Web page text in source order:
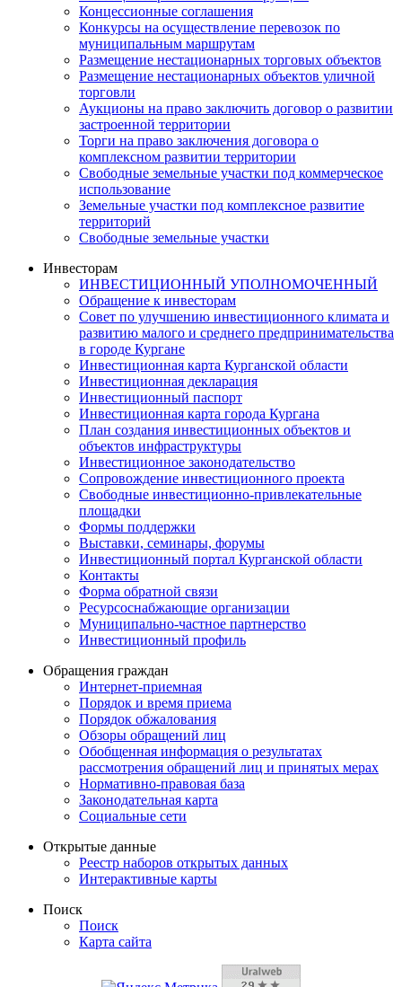
Концессионные соглашения
Конкурсы на осуществление перевозок по
муниципальным маршрутам
Размещение нестационарных торговых объектов
Размещение нестационарных объектов уличной
торговли
Аукционы на право заключить договор о развитии
застроенной территории
Торги на право заключения договора о
комплексном развитии территории
Свободные земельные участки под коммерческое
использование
Земельные участки под комплексное развитие
территорий
Свободные земельные участки
Инвесторам
ИНВЕСТИЦИОННЫЙ УПОЛНОМОЧЕННЫЙ
Обращение к инвесторам
Совет по улучшению инвестиционного климата и
развитию малого и среднего предпринимательства
в городе Кургане
Инвестиционная карта Курганской области
Инвестиционная декларация
Инвестиционный паспорт
Инвестиционная карта города Кургана
План создания инвестиционных объектов и
объектов инфраструктуры
Инвестиционное законодательство
Сопровождение инвестиционного проекта
Свободные инвестиционно-привлекательные
площадки
Формы поддержки
Выставки, семинары, форумы
Инвестиционный портал Курганской области
Контакты
Форма обратной связи
Ресурсоснабжающие организации
Муниципально-частное партнерство
Инвестиционный профиль
Обращения граждан
Интернет-приемная
Порядок и время приема
Порядок обжалования
Обзоры обращений лиц
Обобщенная информация о результатах
рассмотрения обращений лиц и принятых мерах
Нормативно-правовая база
Законодательная карта
Социальные сети
Открытые данные
Реестр наборов открытых данных
Интерактивные карты
Поиск
Поиск
Карта сайта